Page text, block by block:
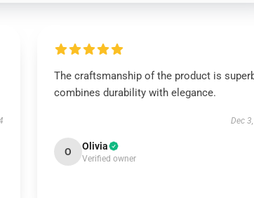
The craftsmanship of the product is
combines durability with elegance.
Dec
O Olivia
Verified owner